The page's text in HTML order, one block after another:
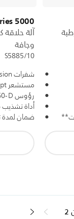
5000
آلة حلاقة
وجافة
S5885/10
شفرات SteelPrecision
مستشعر Power Adapt
رؤوس ‎360-D‎ المرنة
أداة
ضمان لمدة تصل
2